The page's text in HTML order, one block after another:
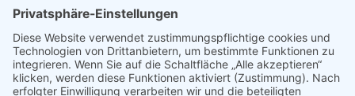
seokratie.de
Tags